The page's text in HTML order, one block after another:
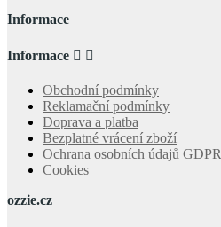
Informace
Informace  
Obchodní podmínky
Reklamační podmínky
Doprava a platba
Bezplatné vrácení zboží
Ochrana osobních údajů GDPR
Cookies
ozzie.cz